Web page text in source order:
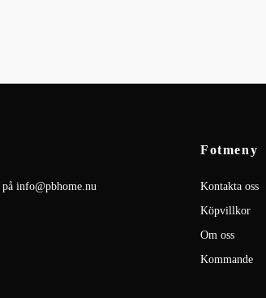
info@pbhome.nu
Fotmeny
Kontakta oss
Köpvillkor
Om oss
Kommande